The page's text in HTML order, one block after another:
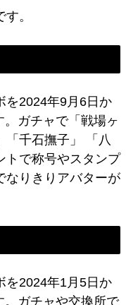
。
を2024年9月6日か
ガチャで「戦場ヶ
「千⽯撫⼦」 「⼋
トで称号やスタンプ
なりきりアバターが
を2024年1月5日か
。ガチャや交換所で